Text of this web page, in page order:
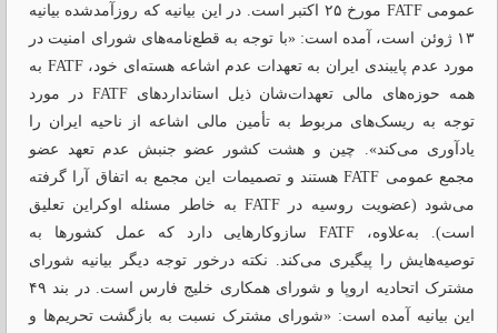
عمومی FATF مورخ ۲۵ اکتبر است. در این بیانیه که روزآمد‌شده بیانیه
۱۳ ژوئن است، آمده است: «با توجه به قطع‌نامه‌های شورای امنیت در
مورد عدم پایبندی ایران به تعهدات عدم اشاعه هسته‌ای‌ خود، FATF به
همه حوزه‌های مالی تعهدات‌شان ذیل استانداردهای FATF در مورد
توجه به ریسک‌های مربوط به تأمین مالی اشاعه از ناحیه ایران را
یادآوری می‌کند». چین و هشت کشور عضو جنبش عدم تعهد عضو
مجمع عمومی FATF هستند و تصمیمات این مجمع به اتفاق آرا‌ گرفته
می‌شود‌ (عضویت روسیه در FATF به خاطر مسئله اوکراین تعلیق
است‌). به‌علاوه، FATF سازوکارهایی دارد که عمل کشورها به
توصیه‌هایش را پیگیری می‌کند. نکته درخور توجه دیگر بیانیه شورای
مشترک اتحادیه اروپا و شورای همکاری خلیج فارس است. در بند ۴۹
این بیانیه آمده است: «شورای مشترک نسبت به بازگشت تحریم‌ها و